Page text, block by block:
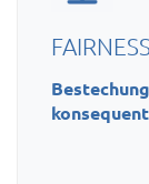
FAIRNESS